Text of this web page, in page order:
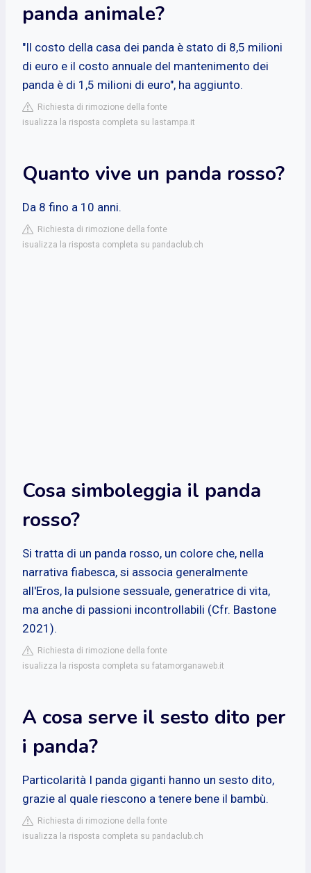
panda animale?
"Il costo della casa dei panda è stato di 8,5 milioni
di euro e il costo annuale del mantenimento dei
panda è di 1,5 milioni di euro", ha aggiunto.
Richiesta di rimozione della fonte
isualizza la risposta completa su lastampa.it
Quanto vive un panda rosso?
Da 8 fino a 10 anni.
Richiesta di rimozione della fonte
isualizza la risposta completa su pandaclub.ch
Cosa simboleggia il panda
rosso?
Si tratta di un panda rosso, un colore che, nella
narrativa fiabesca, si associa generalmente
all'Eros, la pulsione sessuale, generatrice di vita,
ma anche di passioni incontrollabili (Cfr. Bastone
2021).
Richiesta di rimozione della fonte
isualizza la risposta completa su fatamorganaweb.it
A cosa serve il sesto dito per
i panda?
Particolarità I panda giganti hanno un sesto dito,
grazie al quale riescono a tenere bene il bambù.
Richiesta di rimozione della fonte
isualizza la risposta completa su pandaclub.ch